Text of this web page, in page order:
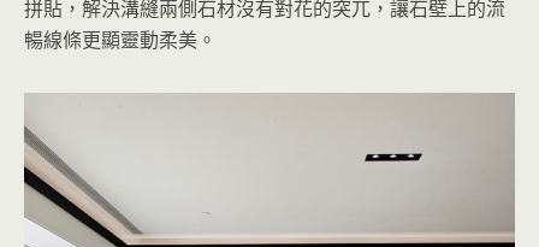
拼貼，解決溝縫兩側石材沒有對花的突兀，讓石壁上的流
暢線條更顯靈動柔美。